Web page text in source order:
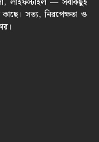
সত্য, নিরপেক্ষতা ও